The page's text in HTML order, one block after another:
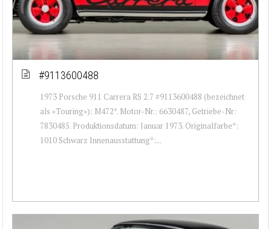
#9113600488
1973 Porsche 911 Carrera RS 2.7 #9113600488 (bezeichnet
als «Touring»): M472*. Motor-Nr.: 6630487, Getriebe-Nr:
7830485. Produktionsdatum: Januar 1973. Originalfarbe*:
1010 Schwarz Innenausstattung*:...